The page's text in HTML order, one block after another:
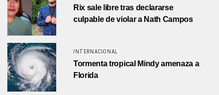
Rix sale libre tras declararse
culpable de violar a Nath Campos
INTERNACIONAL
Tormenta tropical Mindy amenaza a
Florida